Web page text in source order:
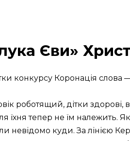
Єви»
конкурсу Коронація слова
роботящий, дітки здорові,
їхня тепер не їм належить.
невідомо куди. За лінією